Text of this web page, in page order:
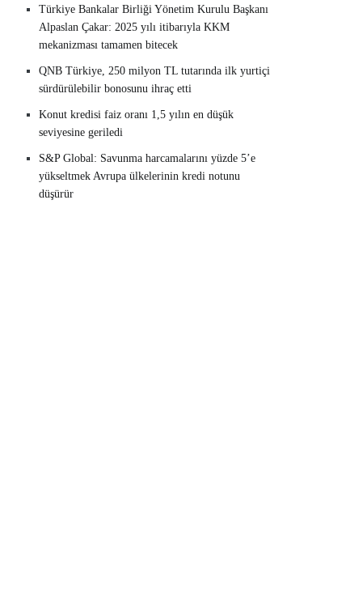
Türkiye Bankalar Birliği Yönetim Kurulu Başkanı
Alpaslan Çakar: 2025 yılı itibarıyla KKM
mekanizması tamamen bitecek
QNB Türkiye, 250 milyon TL tutarında ilk yurtiçi
sürdürülebilir bonosunu ihraç etti
Konut kredisi faiz oranı 1,5 yılın en düşük
seviyesine geriledi
S&P Global: Savunma harcamalarını yüzde 5’e
yükseltmek Avrupa ülkelerinin kredi notunu
düşürür